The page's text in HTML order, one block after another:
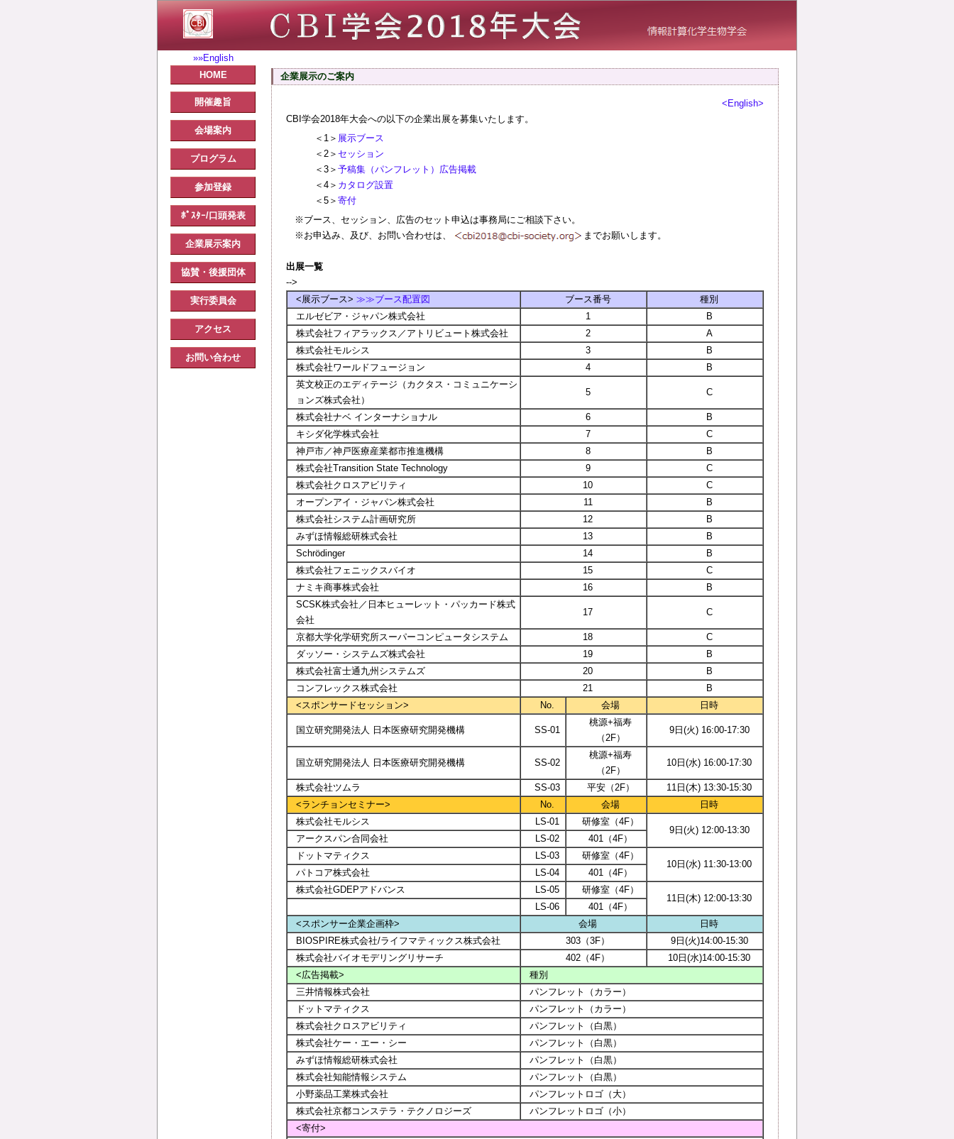
»»English
HOME
開催趣旨
会場案内
プログラム
参加登録
ﾎﾟｽﾀｰ/口頭発表
企業展示案内
協賛・後援団体
実行委員会
アクセス
お問い合わせ
企業展示のご案内
<English>
CBI学会2018年大会への以下の企業出展を募集いたします。
＜1＞ 展示ブース
＜2＞ セッション
＜3＞ 予稿集（パンフレット）広告掲載
＜4＞ カタログ設置
＜5＞ 寄付
※ブース、セッション、広告のセット申込は事務局にご相談下さい。
※お申込み、及び、お問い合わせは、
までお願いします。
出展一覧
-->
<展示ブース> ≫≫ブース配置図 ブース番号
種別
エルゼビア・ジャパン株式会社
1
B
株式会社フィアラックス／アトリビュート株式会社
2
A
株式会社モルシス
3
B
株式会社ワールドフュージョン
4
B
英文校正のエディテージ（カクタス・コミュニケーシ
ョンズ株式会社）
5 C
株式会社ナベ インターナショナル 6
B
キシダ化学株式会社
7
C
神戸市／神戸医療産業都市推進機構
8
B
株式会社Transition State Technology
9
C
株式会社クロスアビリティ
10
C
オープンアイ・ジャパン株式会社
11
B
株式会社システム計画研究所
12
B
みずほ情報総研株式会社
13
B
Schrödinger
14
B
株式会社フェニックスバイオ
15
C
ナミキ商事株式会社
16
B
SCSK株式会社／日本ヒューレット・パッカード株式
会社
17 C
京都大学化学研究所スーパーコンピュータシステム 18
C
ダッソー・システムズ株式会社
19
B
株式会社富士通九州システムズ
20
B
コンフレックス株式会社
21
B
<スポンサードセッション>
No. 会場 日時
国立研究開発法人 日本医療研究開発機構 SS-01
桃源+福寿
（2F）
9日(火) 16:00-17:30
国立研究開発法人 日本医療研究開発機構 SS-02
桃源+福寿
（2F）
10日(水) 16:00-17:30
株式会社ツムラ SS-03 平安（2F）
11日(木) 13:30-15:30
<ランチョンセミナー>
No. 会場
日時
株式会社モルシス
LS-01
研修室（4F）
9日(火) 12:00-13:30
アークスパン合同会社
LS-02
401（4F）
ドットマティクス
LS-03
研修室（4F）
10日(水) 11:30-13:00
パトコア株式会社
LS-04
401（4F）
株式会社GDEPアドバンス
LS-05
研修室（4F）
11日(木) 12:00-13:30
LS-06
401（4F）
<スポンサー企業企画枠>
会場
日時
BIOSPIRE株式会社/ライフマティックス株式会社
303（3F）
9日(火)14:00-15:30
株式会社バイオモデリングリサーチ
402（4F）
10日(水)14:00-15:30
<広告掲載>
種別
三井情報株式会社
パンフレット（カラー）
ドットマティクス
パンフレット（カラー）
株式会社クロスアビリティ
パンフレット（白黒）
株式会社ケー・エー・シー
パンフレット（白黒）
みずほ情報総研株式会社
パンフレット（白黒）
株式会社知能情報システム
パンフレット（白黒）
小野薬品工業株式会社
パンフレットロゴ（大）
株式会社京都コンステラ・テクノロジーズ
パンフレットロゴ（小）
<寄付>